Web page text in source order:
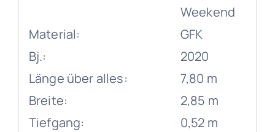
Weekend
Material:
GFK
Bj.:
2020
Länge über alles:
7,80 m
Breite:
2,85 m
Tiefgang:
0,52 m